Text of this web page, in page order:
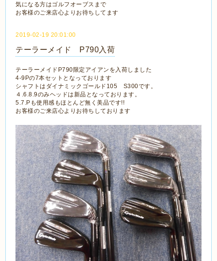
気になる方はゴルフオーブスまで
お客様のご来店心よりお待ちしてます
2019-02-19 20:01:00
テーラーメイド P790入荷
テーラーメイドP790限定アイアンを入荷しました
4-9Pの7本セットとなっております
シャフトはダイナミックゴールド105 S300です。
４.6.8.9のみヘッドは新品となっております。
5.7.Pも使用感もほとんど無く美品です!!
お客様のご来店心よりお待ちしております